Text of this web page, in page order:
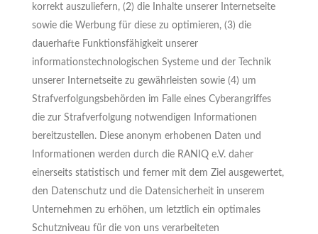
korrekt auszuliefern, (2) die Inhalte unserer Internetseite
sowie die Werbung für diese zu optimieren, (3) die
dauerhafte Funktionsfähigkeit unserer
informationstechnologischen Systeme und der Technik
unserer Internetseite zu gewährleisten sowie (4) um
Strafverfolgungsbehörden im Falle eines Cyberangriffes
die zur Strafverfolgung notwendigen Informationen
bereitzustellen. Diese anonym erhobenen Daten und
Informationen werden durch die RANIQ e.V. daher
einerseits statistisch und ferner mit dem Ziel ausgewertet,
den Datenschutz und die Datensicherheit in unserem
Unternehmen zu erhöhen, um letztlich ein optimales
Schutzniveau für die von uns verarbeiteten